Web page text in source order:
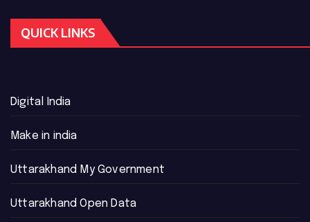
QUICK LINKS
Digital India
Make in india
Uttarakhand My Government
Uttarakhand Open Data